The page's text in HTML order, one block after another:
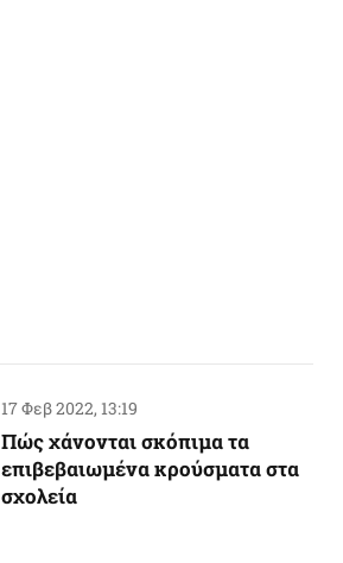
17 Φεβ 2022, 13:19
Πώς χάνονται σκόπιμα τα
επιβεβαιωμένα κρούσματα στα
σχολεία